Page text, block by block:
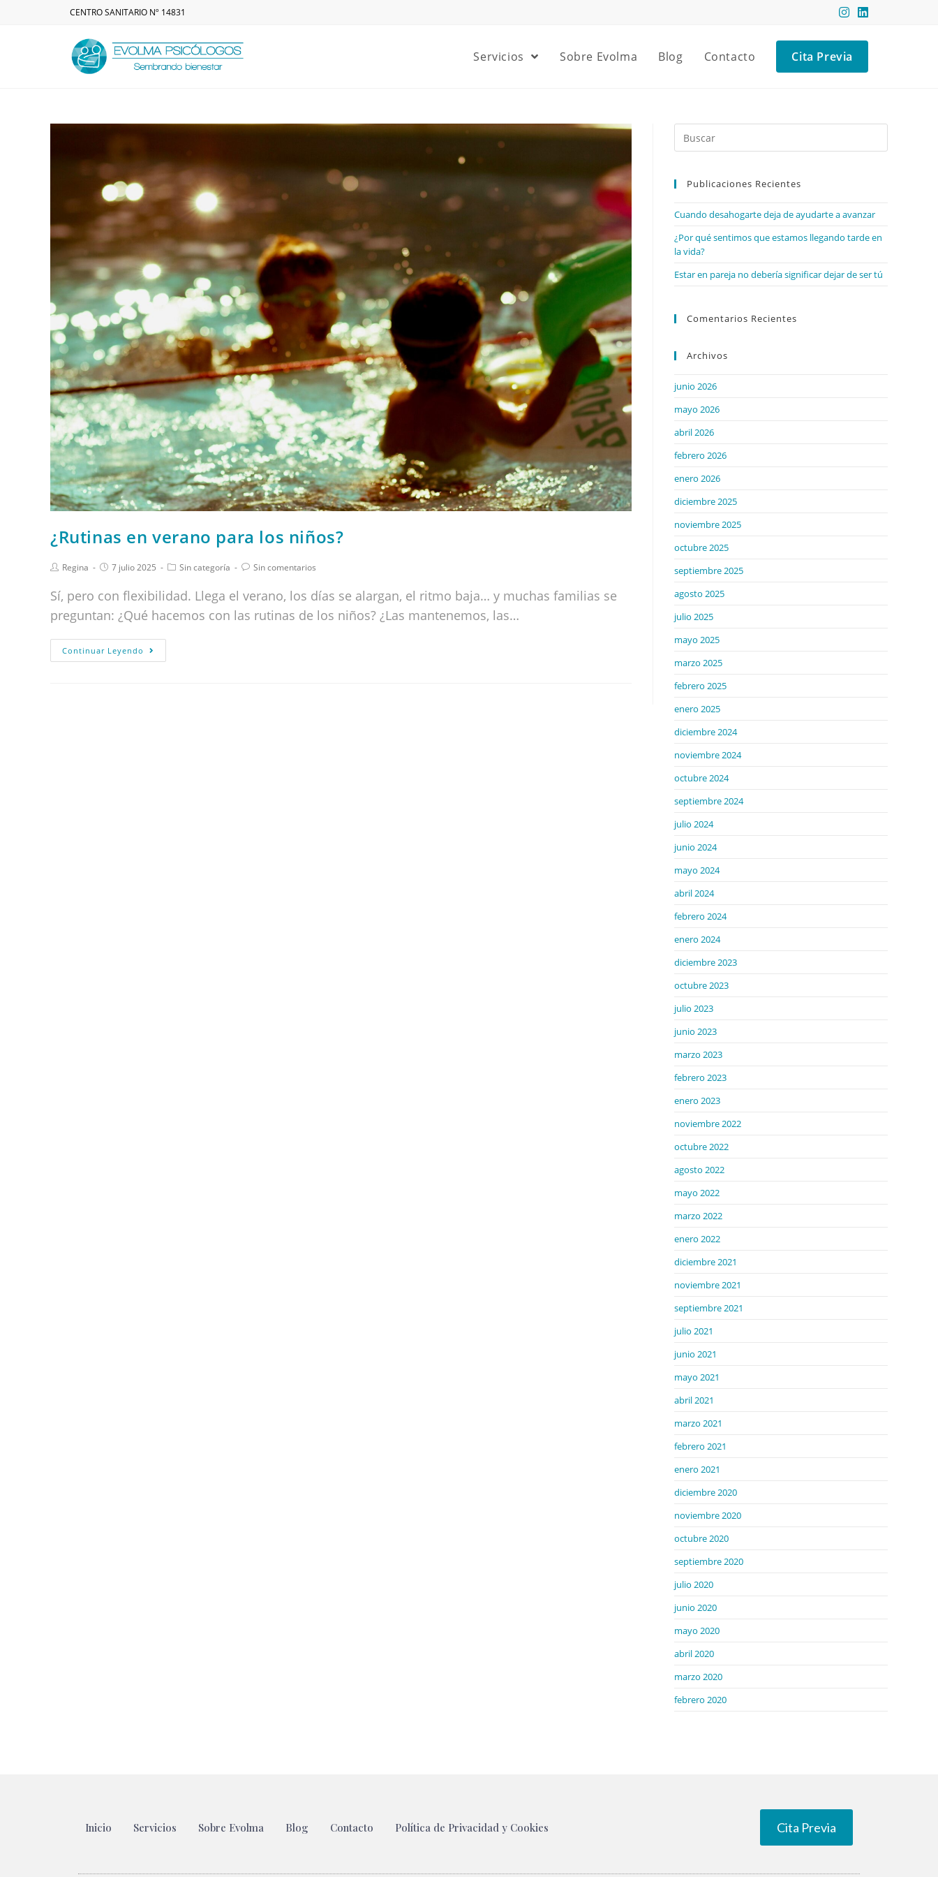
CENTRO SANITARIO Nº 14831
Servicios Sobre Evolma Blog Contacto Cita Previa
¿Rutinas en verano para los niños?
Regina 7 julio 2025 Sin categoría Sin comentarios
Sí, pero con flexibilidad. Llega el verano, los días se alargan, el ritmo baja… y muchas familias se
preguntan: ¿Qué hacemos con las rutinas de los niños? ¿Las mantenemos, las…
Continuar Leyendo
Publicaciones Recientes
Cuando desahogarte deja de ayudarte a avanzar
¿Por qué sentimos que estamos llegando tarde en
la vida?
Estar en pareja no debería significar dejar de ser tú
Comentarios Recientes
Archivos
junio 2026
mayo 2026
abril 2026
febrero 2026
enero 2026
diciembre 2025
noviembre 2025
octubre 2025
septiembre 2025
agosto 2025
julio 2025
mayo 2025
marzo 2025
febrero 2025
enero 2025
diciembre 2024
noviembre 2024
octubre 2024
septiembre 2024
julio 2024
junio 2024
mayo 2024
abril 2024
febrero 2024
enero 2024
diciembre 2023
octubre 2023
julio 2023
junio 2023
marzo 2023
febrero 2023
enero 2023
noviembre 2022
octubre 2022
agosto 2022
mayo 2022
marzo 2022
enero 2022
diciembre 2021
noviembre 2021
septiembre 2021
julio 2021
junio 2021
mayo 2021
abril 2021
marzo 2021
febrero 2021
enero 2021
diciembre 2020
noviembre 2020
octubre 2020
septiembre 2020
julio 2020
junio 2020
mayo 2020
abril 2020
marzo 2020
febrero 2020
Inicio Servicios Sobre Evolma Blog Contacto Política de Privacidad y Cookies Cita Previa